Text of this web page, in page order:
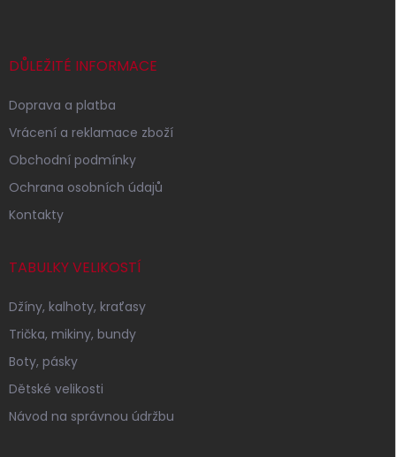
DŮLEŽITÉ INFORMACE
Doprava a platba
Vrácení a reklamace zboží
Obchodní podmínky
Ochrana osobních údajů
Kontakty
TABULKY VELIKOSTÍ
Džíny, kalhoty, kraťasy
Trička, mikiny, bundy
Boty, pásky
Dětské velikosti
Návod na správnou údržbu